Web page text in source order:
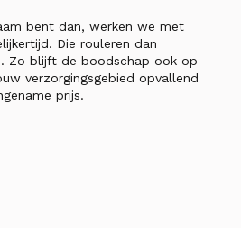
bent dan, werken we met
Die rouleren dan
Zo blijft de boodschap ook op
verzorgingsgebied opvallend
prijs.